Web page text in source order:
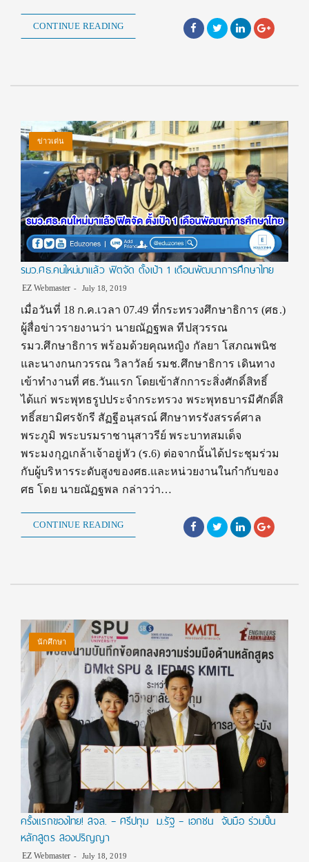
CONTINUE READING
ข่าวเด่น
รมว.ศธ.คนใหม่มาแล้ว ฟิตจัด ตั้งเป้า 1 เดือนพัฒนาการศึกษาไทย
EZ Webmaster July 18, 2019
เมื่อวันที่ 18 ก.ค.เวลา 07.49 ที่กระทรวงศึกษาธิการ (ศธ.)
ผู้สื่อข่าวรายงานว่า นายณัฏฐพล ทีปสุวรรณ
รมว.ศึกษาธิการ พร้อมด้วยคุณหญิง กัลยา โสภณพนิช
และนางกนกวรรณ วิลาวัลย์ รมช.ศึกษาธิการ เดินทาง
เข้าทำงานที่ ศธ.วันแรก โดยเข้าสักการะสิ่งศักดิ์สิทธิ์
ได้แก่ พระพุทธรูปประจำกระทรวง พระพุทธบารมีศักดิ์สิ
ทธิ์สยามิศรจักรี สัฏฐีอนุสรณ์ ศึกษาทรรังสรรค์ศาล
พระภูมิ พระบรมราชานุสาวรีย์ พระบาทสมเด็จ
พระมงกุฎเกล้าเจ้าอยู่หัว (ร.6) ต่อจากนั้นได้ประชุมร่วม
กับผู้บริหารระดับสูงของศธ.และหน่วยงานในกำกับของ
ศธ โดย นายณัฏฐพล กล่าวว่า…
CONTINUE READING
นักศึกษา
ครั้งแรกของไทย! สจล. – ศรีปทุม ม.รัฐ – เอกชน จับมือ ร่วมปั้น
หลักสูตร สองปริญญา
EZ Webmaster July 18, 2019